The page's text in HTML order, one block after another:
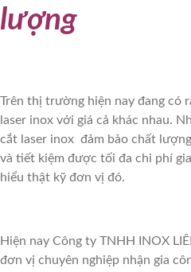
lượng
Trên thị trường hiện nay đang có
laser inox với giá cả khác nhau.
cắt laser inox đảm bảo chất
và tiết kiệm được tối đa chi phí
hiểu thật kỹ đơn vị đó.
Hiện nay Công ty TNHH INOX
đơn vị chuyên nghiệp nhận gia